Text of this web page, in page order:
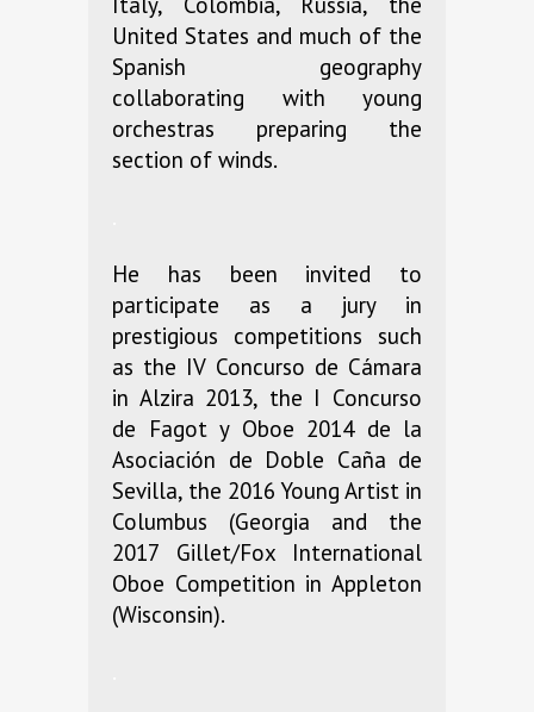
United States and much of the
Spanish geography
collaborating with young
orchestras preparing the
section of winds.
He has been invited to
participate as a jury in
prestigious competitions such
as the IV Concurso de Cámara
in Alzira 2013, the I Concurso
de Fagot y Oboe 2014 de la
Asociación de Doble Caña de
Sevilla, the 2016 Young Artist in
Columbus (Georgia and the
2017 Gillet/Fox International
Oboe Competition in Appleton
(Wisconsin).